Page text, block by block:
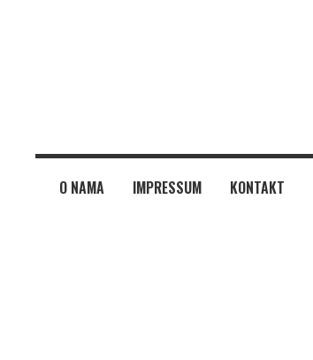
O NAMA IMPRESSUM KONTAKT